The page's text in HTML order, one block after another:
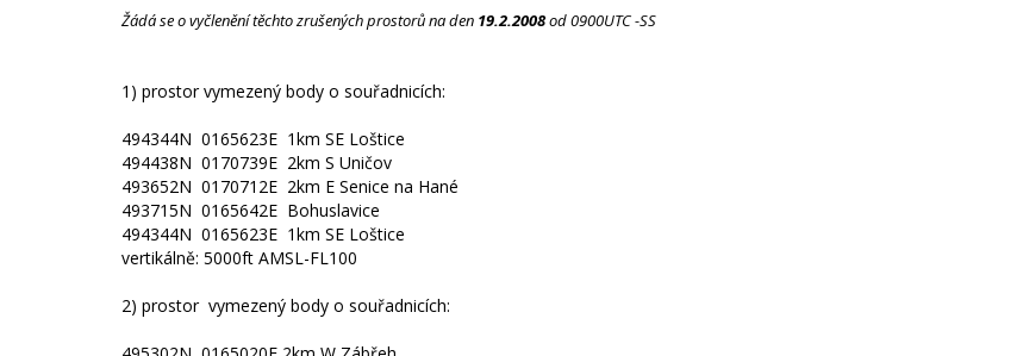
Žádá se o vyčlenění těchto zrušených prostorů na den 19.2.2008od 0900UTC -SS
1) prostor vymezený body o souřadnicích:
494344N 0165623E 1km SE Loštice
494438N 0170739E 2km S Uničov
493652N 0170712E 2km E Senice na Hané
493715N 0165642E Bohuslavice
494344N 0165623E 1km SE Loštice
vertikálně: 5000ft AMSL-FL100
2) prostor vymezený body o souřadnicích: